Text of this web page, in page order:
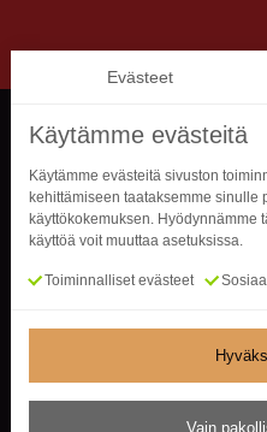
Evästeet
Käytämme evästeitä
Käytämme evästeitä sivuston
kehittämiseen taataksemme sinulle
käyttökokemuksen. Hyödynnämme
käyttöä voit muuttaa asetuksissa.
Toiminnalliset evästeet
Vain
Royal-